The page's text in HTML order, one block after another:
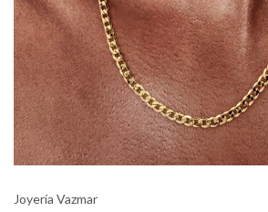
Joyería Vazmar